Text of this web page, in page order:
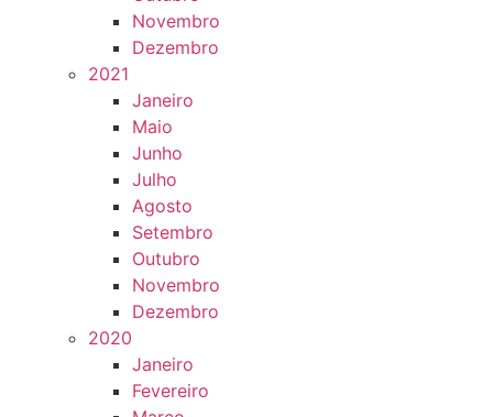
Novembro
Dezembro
2021
Janeiro
Maio
Junho
Julho
Agosto
Setembro
Outubro
Novembro
Dezembro
2020
Janeiro
Fevereiro